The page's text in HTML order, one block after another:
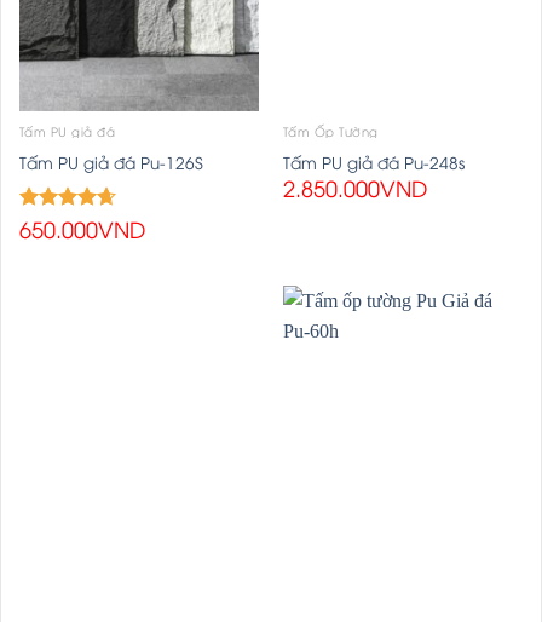
Tấm PU giả đá
Tấm PU giả đá Pu-126S
Được xếp
hạng4.67
650.000VND
Tấm Ốp Tường
Tấm PU giả đá Pu-248s
2.850.000VND